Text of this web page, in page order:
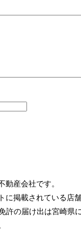
動産会社です。
掲載されている店
許の届け出は宮崎県